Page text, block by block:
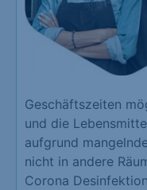
Geschäftszeiten
und die
aufgrund
nicht in andere
Corona